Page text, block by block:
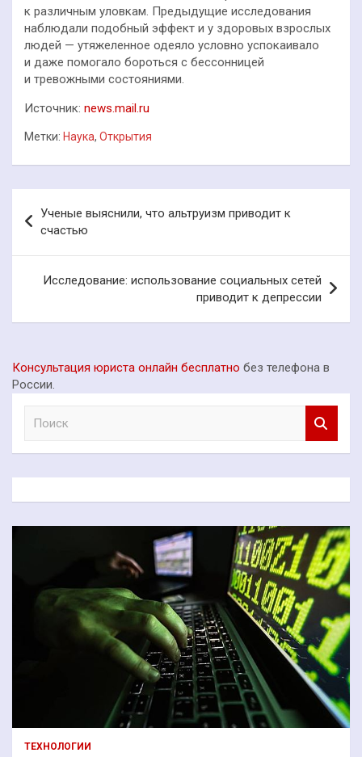
к различным уловкам. Предыдущие исследования
наблюдали подобный эффект и у здоровых взрослых
людей — утяжеленное одеяло условно успокаивало
и даже помогало бороться с бессонницей
и тревожными состояниями.
Источник: news.mail.ru
Метки: Наука, Открытия
по
записям
Ученые выяснили, что альтруизм приводит к
счастью
Исследование: использование социальных сетей
приводит к депрессии
Консультация юриста онлайн бесплатно без телефона в
России.
к
ТЕХНОЛОГИИ